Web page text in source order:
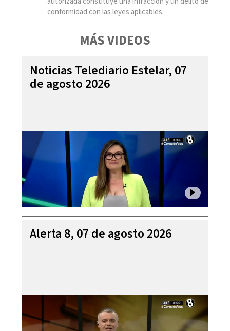
conformidad con las leyes aplicables.
MÁS VIDEOS
Noticias Telediario Estelar, 07
de agosto 2026
Alerta 8, 07 de agosto 2026